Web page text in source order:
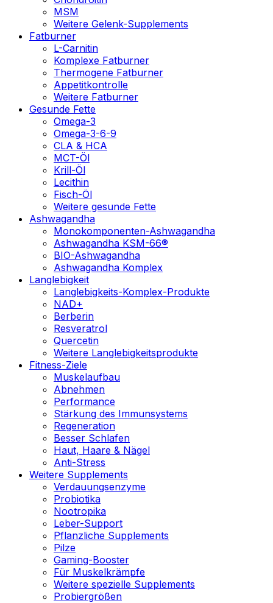
MSM
Weitere Gelenk-Supplements
Fatburner
L-Carnitin
Komplexe Fatburner
Thermogene Fatburner
Appetitkontrolle
Weitere Fatburner
Gesunde Fette
Omega-3
Omega-3-6-9
CLA & HCA
MCT-Öl
Krill-Öl
Lecithin
Fisch-Öl
Weitere gesunde Fette
Ashwagandha
Monokomponenten-Ashwagandha
Ashwagandha KSM-66®
BIO-Ashwagandha
Ashwagandha Komplex
Langlebigkeit
Langlebigkeits-Komplex-Produkte
NAD+
Berberin
Resveratrol
Quercetin
Weitere Langlebigkeitsprodukte
Fitness-Ziele
Muskelaufbau
Abnehmen
Performance
Stärkung des Immunsystems
Regeneration
Besser Schlafen
Haut, Haare & Nägel
Anti-Stress
Weitere Supplements
Verdauungsenzyme
Probiotika
Nootropika
Leber-Support
Pflanzliche Supplements
Pilze
Gaming-Booster
Für Muskelkrämpfe
Weitere spezielle Supplements
Probiergrößen